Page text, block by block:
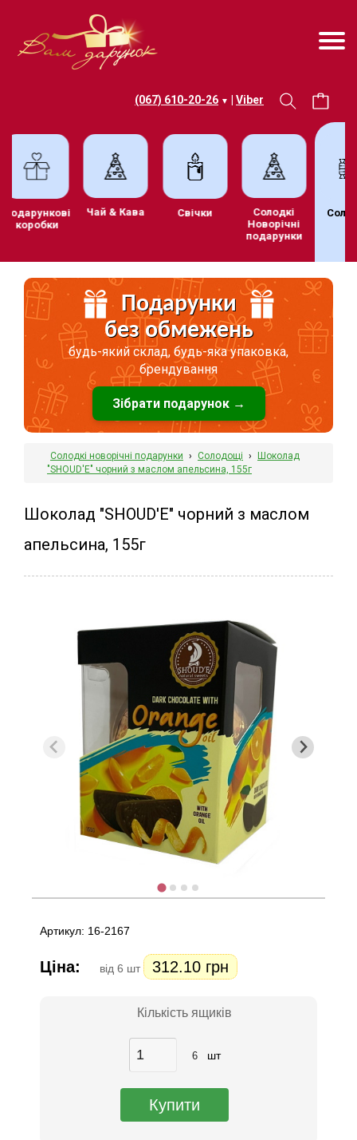
(067) 610-20-26 ▼ Viber
Подарункові
коробки
Чай & Кава Свічки
Солодкі
Новорічні
подарунки
Подарунки
без обмежень
будь-який склад, будь-яка упаковка,
брендування
Зібрати подарунок →
Солодкі новорічні подарунки › Солодощі › Шоколад
"SHOUD'E" чорний з маслом апельсина, 155г
Шоколад "SHOUD'E" чорний з маслом
апельсина, 155г
Артикул: 16-2167
Ціна: від 6 шт 312.10 грн
Кількість ящиків
шт